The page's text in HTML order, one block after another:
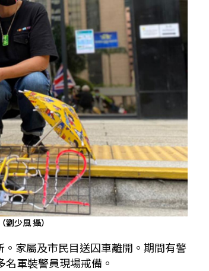
少風 攝）
家屬及市民目送囚車離開。期間有警
軍裝警員現場戒備。